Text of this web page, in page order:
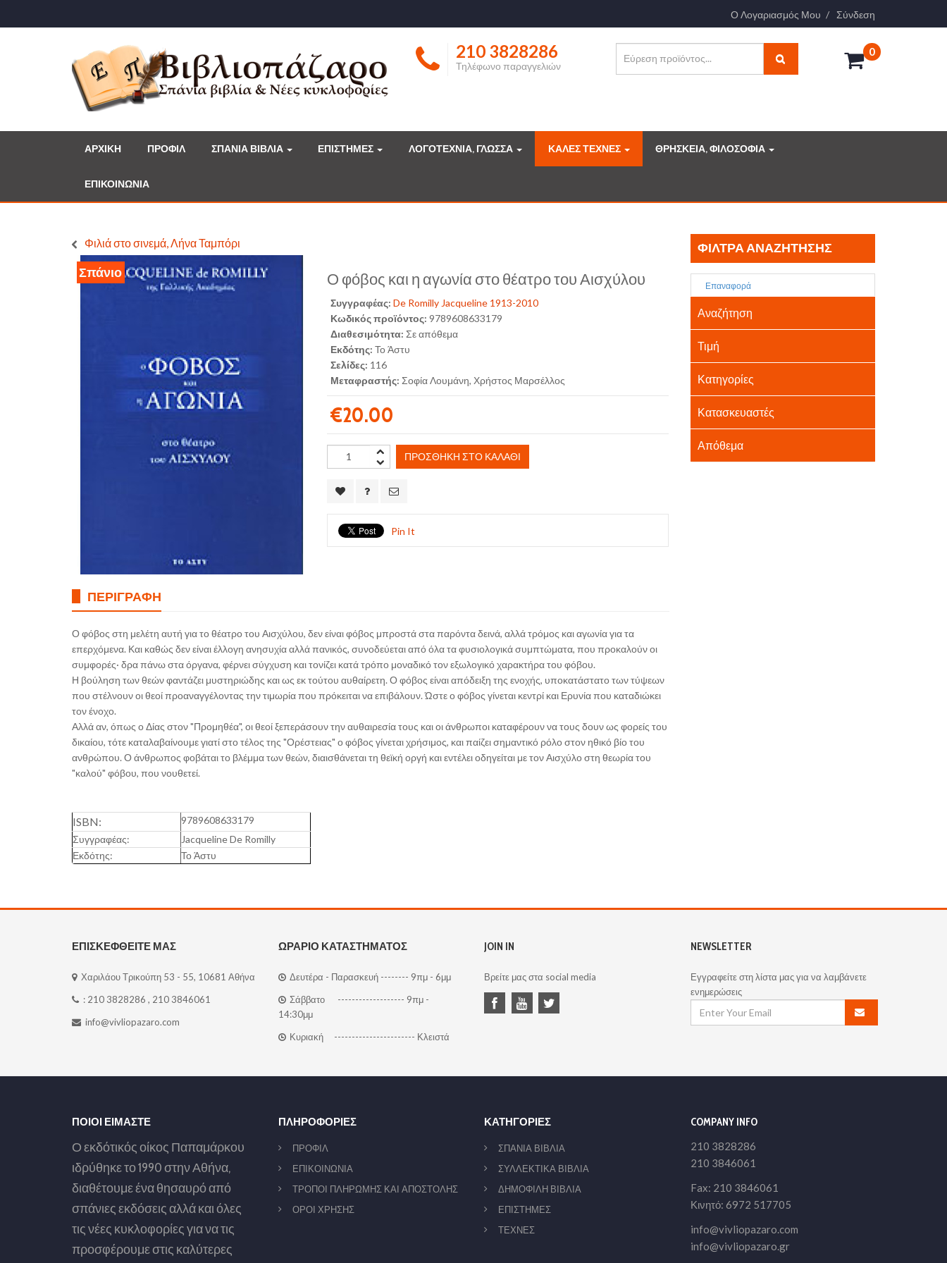
Σύνδεση
Ο Λογαριασμός Μου
210 3828286
Τηλέφωνο παραγγελιών
0
ΑΡΧΙΚΗ ΠΡΟΦΙΛ ΣΠΑΝΙΑ ΒΙΒΛΙΑ ΕΠΙΣΤΗΜΕΣ ΛΟΓΟΤΕΧΝΙΑ, ΓΛΩΣΣΑ ΚΑΛΕΣ ΤΕΧΝΕΣ ΘΡΗΣΚΕΙΑ, ΦΙΛΟΣΟΦΙΑ
ΕΠΙΚΟΙΝΩΝΙΑ
Φιλιά στο σινεμά, Λήνα Ταμπόρι
Σπάνιο Ο φόβος και η αγωνία στο θέατρο του Αισχύλου
Συγγραφέας: De Romilly Jacqueline 1913-2010
Κωδικός προϊόντος: 9789608633179
Διαθεσιμότητα: Σε απόθεμα
Εκδότης:Το Άστυ
Σελίδες: 116
Μεταφραστής: Σοφία Λουμάνη, Χρήστος Μαρσέλλος
€20.00
ΠΡΟΣΘΉΚΗ ΣΤΟ ΚΑΛΆΘΙ
Pin It
ΠΕΡΙΓΡΑΦΉ
Ο φόβος στη μελέτη αυτή για το θέατρο του Αισχύλου, δεν είναι φόβος μπροστά στα παρόντα δεινά, αλλά τρόμος και αγωνία για τα
επερχόμενα. Και καθώς δεν είναι έλλογη ανησυχία αλλά πανικός, συνοδεύεται από όλα τα φυσιολογικά συμπτώματα, που προκαλούν οι
συμφορές· δρα πάνω στα όργανα, φέρνει σύγχυση και τονίζει κατά τρόπο μοναδικό τον εξωλογικό χαρακτήρα του φόβου.
Η βούληση των θεών φαντάζει μυστηριώδης και ως εκ τούτου αυθαίρετη. Ο φόβος είναι απόδειξη της ενοχής, υποκατάστατο των τύψεων
που στέλνουν οι θεοί προαναγγέλοντας την τιμωρία που πρόκειται να επιβάλουν. Ώστε ο φόβος γίνεται κεντρί και Ερυνία που καταδιώκει
τον ένοχο.
Αλλά αν, όπως ο Δίας στον "Προμηθέα", οι θεοί ξεπεράσουν την αυθαιρεσία τους και οι άνθρωποι καταφέρουν να τους δουν ως φορείς του
δικαίου, τότε καταλαβαίνουμε γιατί στο τέλος της "Ορέστειας" ο φόβος γίνεται χρήσιμος, και παίζει σημαντικό ρόλο στον ηθικό βίο του
ανθρώπου. Ο άνθρωπος φοβάται το βλέμμα των θεών, διαισθάνεται τη θεϊκή οργή και εντέλει οδηγείται με τον Αισχύλο στη θεωρία του
"καλού" φόβου, που νουθετεί.
ISBN:
9789608633179
Συγγραφέας:
Jacqueline De Romilly
Εκδότης:
Το Άστυ
ΦΊΛΤΡΑ ΑΝΑΖΉΤΗΣΗΣ
Επαναφορά
Αναζήτηση
Τιμή
Κατηγορίες
Κατασκευαστές
Απόθεμα
ΕΠΙΣΚΕΦΘΕΙΤΕ ΜΑΣ
Χαριλάου Τρικούπη 53 - 55, 10681 Αθήνα
: 210 3828286 , 210 3846061
info@vivliopazaro.com
ΩΡΑΡΙΟ ΚΑΤΑΣΤΗΜΑΤΟΣ
Δευτέρα - Παρασκευή -------- 9πμ - 6μμ
Σάββατο ------------------- 9πμ -
14:30μμ
Κυριακή ----------------------- Κλειστά
JOIN IN
Βρείτε μας στα social media
NEWSLETTER
Εγγραφείτε στη λίστα μας για να λαμβάνετε
ενημερώσεις
ΠΟΙΟΙ ΕΙΜΑΣΤΕ
Ο εκδότικός οίκος Παπαμάρκου
ιδρύθηκε το 1990 στην Αθήνα,
διαθέτουμε ένα θησαυρό από
σπάνιες εκδόσεις αλλά και όλες
τις νέες κυκλοφορίες για να τις
προσφέρουμε στις καλύτερες
ΠΛΗΡΟΦΟΡΙΕΣ
ΠΡΟΦΙΛ
ΕΠΙΚΟΙΝΩΝΙΑ
ΤΡΟΠΟΙ ΠΛΗΡΩΜΗΣ ΚΑΙ ΑΠΟΣΤΟΛΗΣ
ΟΡΟΙ ΧΡΗΣΗΣ
ΚΑΤΗΓΟΡΙΕΣ
ΣΠΑΝΙΑ ΒΙΒΛΙΑ
ΣΥΛΛΕΚΤΙΚΑ ΒΙΒΛΙΑ
ΔΗΜΟΦΙΛΗ ΒΙΒΛΙΑ
ΕΠΙΣΤΗΜΕΣ
ΤΕΧΝΕΣ
COMPANY INFO
210 3828286
210 3846061
Fax: 210 3846061
Κινητό: 6972 517705
info@vivliopazaro.com
info@vivliopazaro.gr